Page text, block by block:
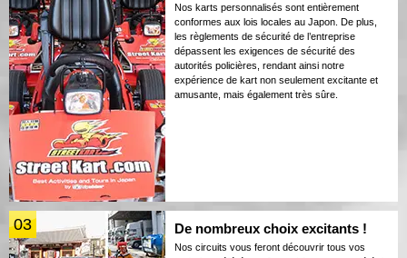
Nos karts personnalisés sont entièrement
conformes aux lois locales au Japon. De plus,
les règlements de sécurité de l’entreprise
dépassent les exigences de sécurité des
autorités policières, rendant ainsi notre
expérience de kart non seulement excitante et
amusante, mais également très sûre.
03 De nombreux choix excitants !
Nos circuits vous feront découvrir tous vos